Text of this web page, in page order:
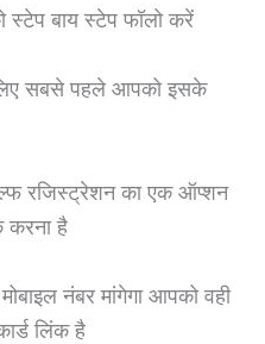
स्टेप बाय स्टेप फॉलो करें
सबसे पहले आपको इसके
रजिस्ट्रेशन का एक ऑप्शन
करना है
नंबर मांगेगा आपको वही
लिंक है